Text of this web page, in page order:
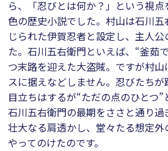
ら、「忍びとは何か？」という視
色の歴史小説でした。村山は石川
じられた伊賀忍者と設定し、主人
た。石川五右衛門といえば、“釜茹
つ末路を迎えた大盗賊。ですが村
スに据えなどしません。忍びたち
目立ちはするが“ただの点のひとつ”
石川五右衛門の最期をささと通り
壮大なる肩透かし、堂々たる想定
やってのけたのです。